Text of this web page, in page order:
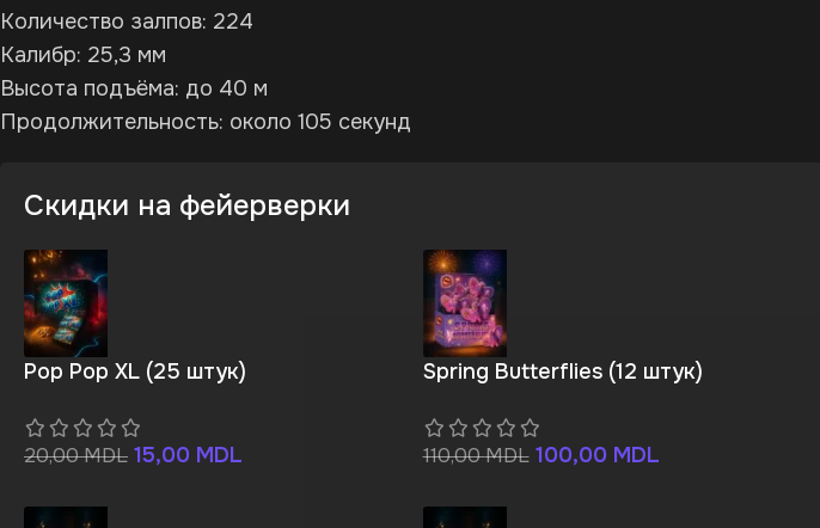
Количество залпов: 224
Калибр: 25,3 мм
Высота подъёма: до 40 м
Продолжительность: около 105 секунд
Скидки на фейерверки
Pop Pop XL (25 штук)
20,00MDL 15,00 MDL
Spring Butterflies (12 штук)
110,00MDL 100,00 MDL